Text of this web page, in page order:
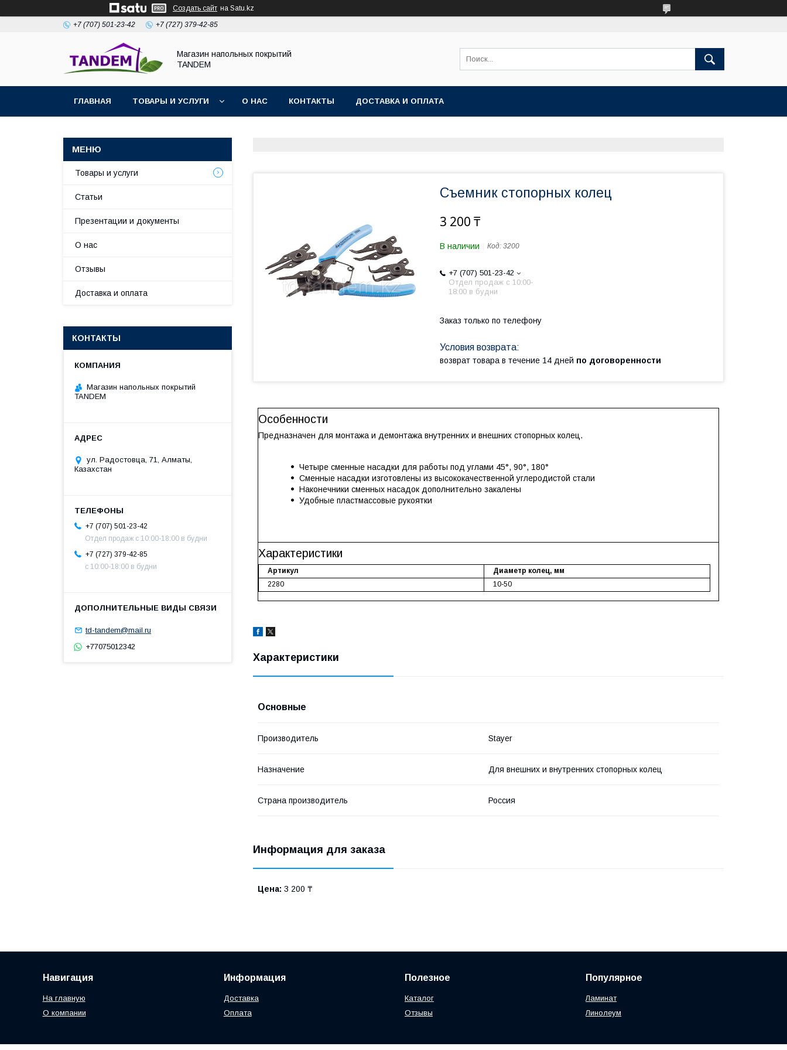
Создать сайт на Satu.kz
+7 (707) 501-23-42 +7 (727) 379-42-85
Магазин напольных покрытий
TANDEM
ГЛАВНАЯ ТОВАРЫ И УСЛУГИ О НАС КОНТАКТЫ ДОСТАВКА И ОПЛАТА
Съемник стопорных колец
3 200 ₸
В наличии Код: 3200
+7 (707) 501-23-42
Отдел продаж c 10:00-
18:00 в будни
Заказ только по телефону
возврат товара в течение 14 дней по договоренности
Особенности
Предназначен для монтажа и демонтажа внутренних и внешних стопорных колец.
Четыре сменные насадки для работы под углами 45°, 90°, 180°
Сменные насадки изготовлены из высококачественной углеродистой стали
Наконечники сменных насадок дополнительно закалены
Удобные пластмассовые рукоятки
Характеристики
Артикул
Диаметр колец, мм
2280
10-50
Характеристики
Основные
Производитель Stayer
Назначение Для внешних и внутренних стопорных колец
Страна производитель Россия
Информация для заказа
Цена: 3 200 ₸
Товары и услуги
Статьи
Презентации и документы
О нас
Отзывы
Доставка и оплата
КОНТАКТЫ
Магазин напольных покрытий
TANDEM
ул. Радостовца, 71, Алматы,
Казахстан
+7 (707) 501-23-42
Отдел продаж c 10:00-18:00 в будни
+7 (727) 379-42-85
с 10:00-18:00 в будни
td-tandem@mail.ru
+77075012342
Навигация
На главную
О компании
Информация
Доставка
Оплата
Полезное
Каталог
Отзывы
Популярное
Ламинат
Линолеум